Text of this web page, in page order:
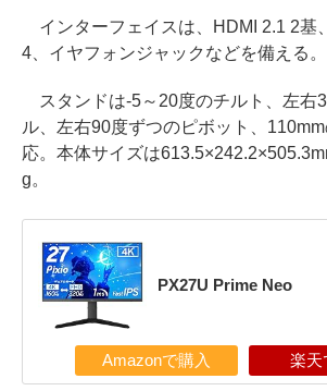
インターフェイスは、HDMI 2.1 2基
4、イヤフォンジャックなどを備える。
スタンドは-5～20度のチルト、左右
ル、左右90度ずつのピボット、
応。本体サイズは
g。
PX27U Prime Neo
Amazonで購入 楽天